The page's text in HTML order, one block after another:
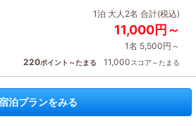
1泊 大人2名 合計(税込)
11,000円～
1名 5,500円～
220ポイント～たまる 11,000スコア～たまる
泊プランをみる